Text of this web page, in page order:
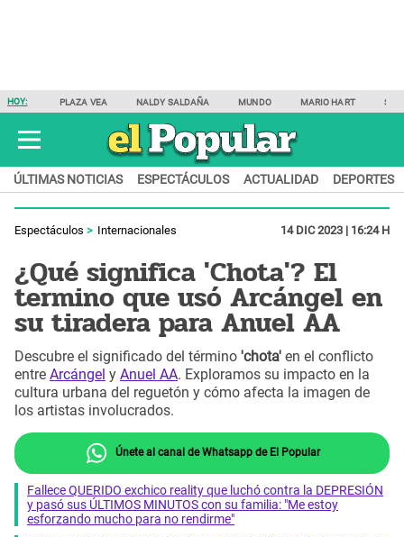
HOY: PLAZA VEA NALDY SALDAÑA MUNDO MARIO HART
ÚLTIMAS NOTICIAS ESPECTÁCULOS ACTUALIDAD DEPORTES
Espectáculos Internacionales 14 DIC 2023 | 16:24 H
¿Qué significa 'Chota'? El
termino que usó Arcángel en
su tiradera para Anuel AA
Descubre el significado del término 'chota' en el conflicto
entre Arcángel y Anuel AA. Exploramos su impacto en la
cultura urbana del reguetón y cómo afecta la imagen de
los artistas involucrados.
Únete al canal de Whatsapp de El Popular
Fallece QUERIDO exchico reality que luchó contra la DEPRESIÓN
y pasó sus ÚLTIMOS MINUTOS con su familia: "Me estoy
esforzando mucho para no rendirme"